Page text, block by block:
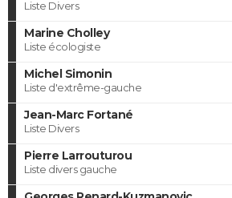
Liste Divers
Marine Cholley
Liste écologiste
Michel Simonin
Liste d'extrême-gauche
Jean-Marc Fortané
Liste Divers
Pierre Larrouturou
Liste divers gauche